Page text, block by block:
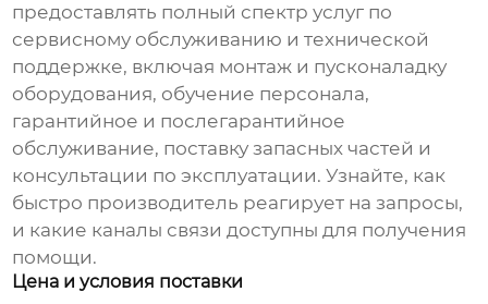
предоставлять полный спектр услуг по
сервисному обслуживанию и технической
поддержке, включая монтаж и пусконаладку
оборудования, обучение персонала,
гарантийное и послегарантийное
обслуживание, поставку запасных частей и
консультации по эксплуатации. Узнайте, как
быстро производитель реагирует на запросы,
и какие каналы связи доступны для получения
помощи.
Цена и условия поставки